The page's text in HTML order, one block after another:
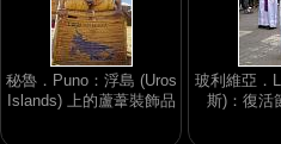
秘魯．Puno：浮島 (Uros
Islands) 上的蘆葦裝飾品
玻利維亞．
斯)：復活